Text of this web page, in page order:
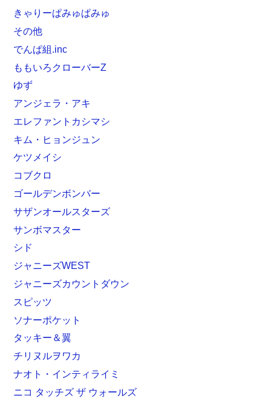
きゃりーぱみゅぱみゅ
その他
でんぱ組.inc
ももいろクローバーZ
ゆず
アンジェラ・アキ
エレファントカシマシ
キム・ヒョンジュン
ケツメイシ
コブクロ
ゴールデンボンバー
サザンオールスターズ
サンボマスター
シド
ジャニーズWEST
ジャニーズカウントダウン
スピッツ
ソナーポケット
タッキー＆翼
チリヌルヲワカ
ナオト・インティライミ
ニコ タッチズ ザ ウォールズ